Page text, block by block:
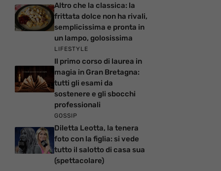
Altro che la classica: la
frittata dolce non ha rivali,
semplicissima e pronta in
un lampo, golosissima
LIFESTYLE
Il primo corso di laurea in
magia in Gran Bretagna:
tutti gli esami da
sostenere e gli sbocchi
professionali
GOSSIP
Diletta Leotta, la tenera
foto con la figlia: si vede
tutto il salotto di casa sua
(spettacolare)